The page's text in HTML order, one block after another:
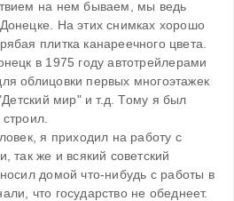
на нем бываем, мы ведь
На этих снимках хорошо
плитка канареечного цвета.
в 1975 году автотрейлерами
облицовки первых многоэтажек
мир" и т.д. Тому я был
я приходил на работу с
так же и всякий советский
домой что-нибудь с работы в
что государство не обеднеет.